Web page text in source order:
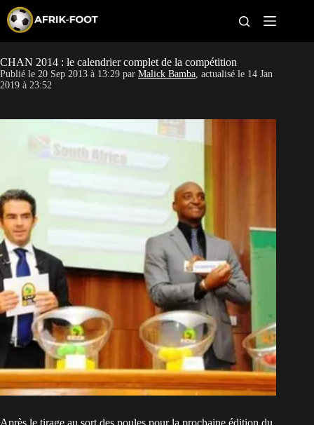
p
o
c
t
CAN féminine
Pays
Clubs
Classement
Paris sportifs
CHAN 2014 : le calendrier complet de la compétition
Publié le 20 Sep 2013 à 13:29 par Malick Bamba, actualisé le 14 Jan
2019 à 23:52